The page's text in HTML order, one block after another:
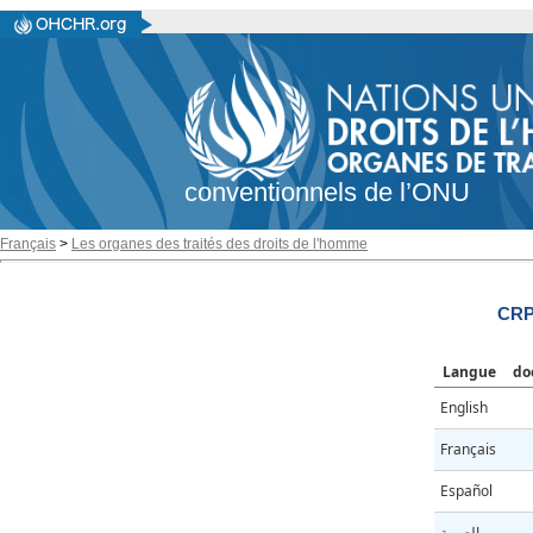
conventionnels de l’ONU
Français > Les organes des traités des droits de l'homme
Langue
English
Français
Español